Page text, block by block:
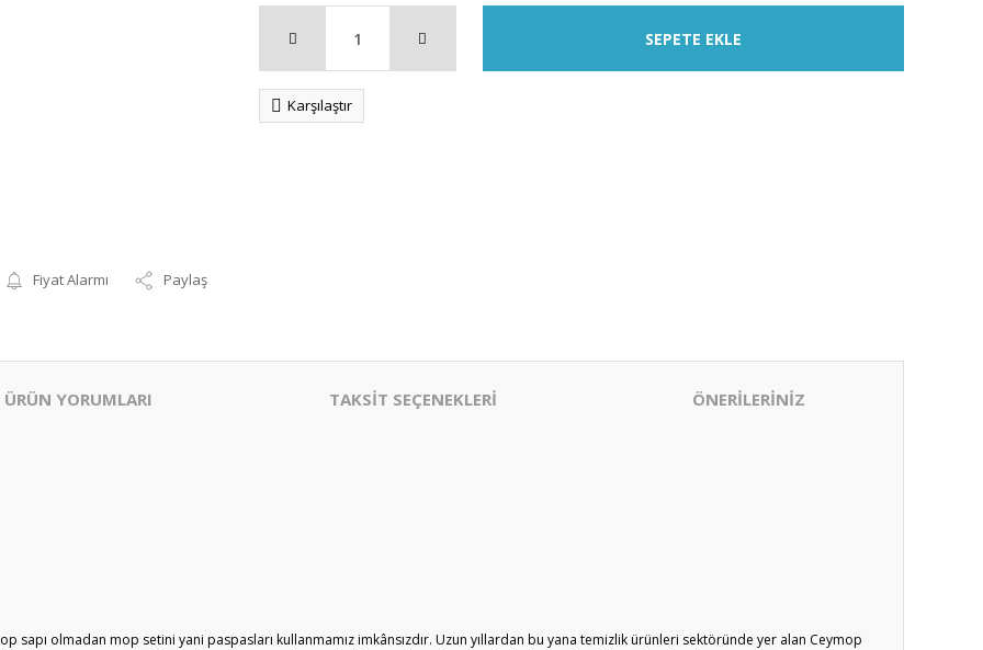
Fiyat Alarmı Paylaş
SEPETE EKLE
Karşılaştır
ÜRÜN YORUMLARI TAKSİT SEÇENEKLERİ ÖNERİLERİNİZ
sapı olmadan mop setini yani paspasları kullanmamız imkânsızdır. Uzun yıllardan bu yana temizlik ürünleri sektöründe yer alan Ceymop